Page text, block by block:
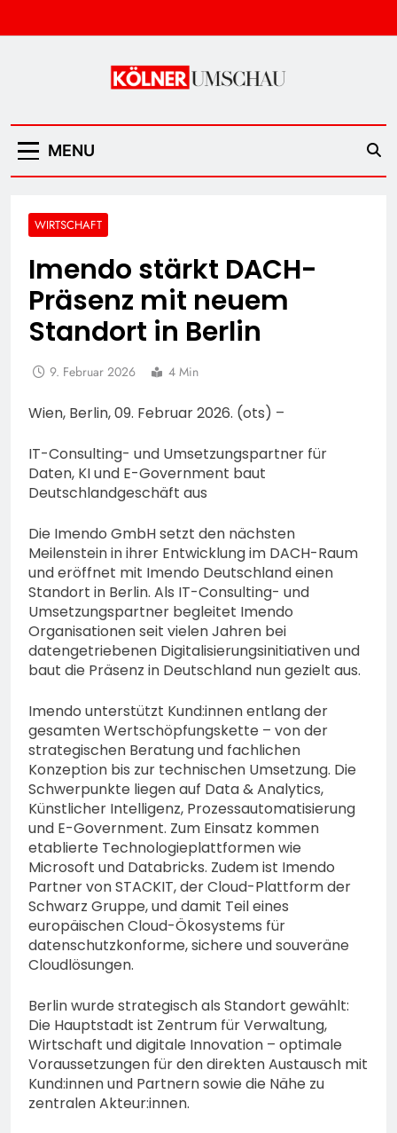
to
Kölner Umschau
MENU
WIRTSCHAFT
Imendo stärkt DACH-
Präsenz mit neuem
Standort in Berlin
9. Februar 2026 4 Min
Wien, Berlin, 09. Februar 2026. (ots) –
IT-Consulting- und Umsetzungspartner für
Daten, KI und E-Government baut
Deutschlandgeschäft aus
Die Imendo GmbH setzt den nächsten
Meilenstein in ihrer Entwicklung im DACH-Raum
und eröffnet mit Imendo Deutschland einen
Standort in Berlin. Als IT-Consulting- und
Umsetzungspartner begleitet Imendo
Organisationen seit vielen Jahren bei
datengetriebenen Digitalisierungsinitiativen und
baut die Präsenz in Deutschland nun gezielt aus.
Imendo unterstützt Kund:innen entlang der
gesamten Wertschöpfungskette – von der
strategischen Beratung und fachlichen
Konzeption bis zur technischen Umsetzung. Die
Schwerpunkte liegen auf Data & Analytics,
Künstlicher Intelligenz, Prozessautomatisierung
und E-Government. Zum Einsatz kommen
etablierte Technologieplattformen wie
Microsoft und Databricks. Zudem ist Imendo
Partner von STACKIT, der Cloud-Plattform der
Schwarz Gruppe, und damit Teil eines
europäischen Cloud-Ökosystems für
datenschutzkonforme, sichere und souveräne
Cloudlösungen.
Berlin wurde strategisch als Standort gewählt:
Die Hauptstadt ist Zentrum für Verwaltung,
Wirtschaft und digitale Innovation – optimale
Voraussetzungen für den direkten Austausch mit
Kund:innen und Partnern sowie die Nähe zu
zentralen Akteur:innen.